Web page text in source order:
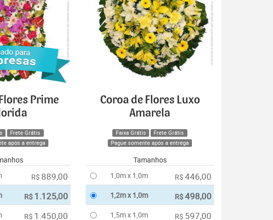
Prime
Frete Grátis
após a entrega
R$ 889,00
R$ 1.125,00
R$ 1.450,00
Coroa de Flores Luxo
Amarela
Faixa Grátis
Frete Grátis
Pague somente após a entrega
Tamanhos
1,0m x 1,0m
R$ 446,00
1,2m x 1,0m R$498,00
1,5m x 1,0m R$ 597,00